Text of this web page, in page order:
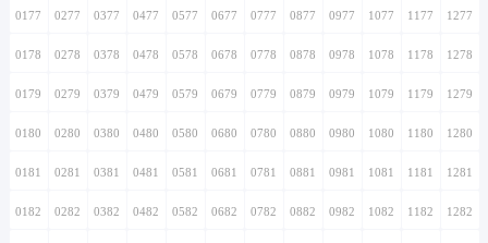
0177 0277 0377 0477 0577 0677 0777 0877 0977 1077 1177 1277
0178 0278 0378 0478 0578 0678 0778 0878 0978 1078 1178 1278
0179 0279 0379 0479 0579 0679 0779 0879 0979 1079 1179 1279
0180 0280 0380 0480 0580 0680 0780 0880 0980 1080 1180 1280
0181 0281 0381 0481 0581 0681 0781 0881 0981 1081 1181 1281
0182 0282 0382 0482 0582 0682 0782 0882 0982 1082 1182 1282